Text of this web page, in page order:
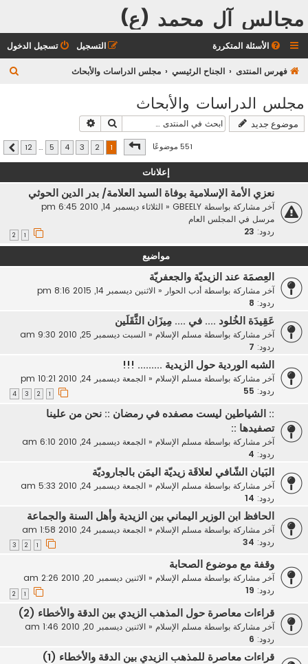
مجالس آل محمد (ع)
الأسئلة المتكررة تسجيل الدخول التسجيل
فهرس المنتدى الجناح الرئيسي مجلس الدراسات والأبحاث
ب
مجلس الدراسات والأبحاث
موضوع جديد بحث
551 موضوعًا صفحة1 من12
2
3
4
5
…
12 التالي
إعلانات
نعزي الأمة الإسلامية بوفاة السيد العلامة/ بدر الدين الحوثي
آخر مشاركة بواسطة GBEELY
« الثلاثاء ديسمبر 14, 2010 6:45 pm
مرسل في المجلس العام
ردود: 23
مواضيع
العِصمَة عند الزيديّة والجعفريّة
آخر مشاركة بواسطة أدب الحوار« الاثنين ديسمبر 14, 2015 8:16 pm
ردود: 8
عَقِيدَة الخُلود .... في .... مِيزَان الثَّقَلَين
آخر مشاركة بواسطة مسلم الإسلام« السبت ديسمبر 25, 2010 9:30 am
ردود: 7
الشبه الوردية حول الزيدية ......... !!!
آخر مشاركة بواسطة مسلم الإسلام« الجمعة ديسمبر 24, 2010 10:21 pm
ردود: 55
3
4
:: الشياطين ليست مصفده في رمضان :: نحن من علينا
تصفيدها ::
آخر مشاركة بواسطة مسلم الإسلام« الجمعة ديسمبر 24, 2010 6:10 am
ردود: 4
البَيان الشّافي لعلاقَة زيديّة اليمَن بالجاروديّة
آخر مشاركة بواسطة مسلم الإسلام« الجمعة ديسمبر 24, 2010 5:33 am
ردود: 14
الحافظ ابن الوزير اليماني بين الزيدية وأهل السنة والجماعة
آخر مشاركة بواسطة مسلم الإسلام« الجمعة ديسمبر 24, 2010 1:58 am
ردود: 34
3
وقفة مع موضوع الصحابة
آخر مشاركة بواسطة مسلم الإسلام« الاثنين ديسمبر 20, 2010 2:26 am
ردود: 19
قراءات معاصرة حول المذهب الزيدي بين الدقة والأخطاء (2)
آخر مشاركة بواسطة مسلم الإسلام« الاثنين ديسمبر 20, 2010 1:46 am
ردود: 6
قراءات معاصرة للمذهب الزيدي بين الدقة والأخطاء (1)